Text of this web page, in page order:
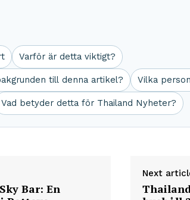
Varför är detta viktigt?
till denna artikel? Vilka
Vad betyder detta för Thailand Nyheter?
Bar: En
Next